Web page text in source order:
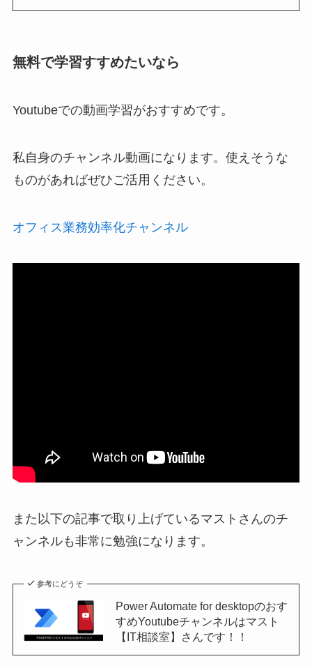
無料で学習すすめたいなら
Youtubeでの動画学習がおすすめです。
私自身のチャンネル動画になります。使えそうな
ものがあればぜひご活用ください。
オフィス業務効率化チャンネル
また以下の記事で取り上げているマストさんのチ
ャンネルも非常に勉強になります。
参考にどうぞ
Power Automate for desktopのおす
すめYoutubeチャンネルはマスト
【IT相談室】さんです！！